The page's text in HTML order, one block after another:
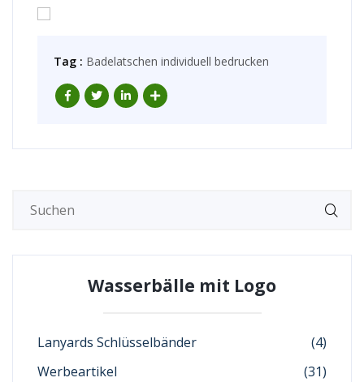
Tag : Badelatschen individuell bedrucken
Wasserbälle mit Logo
Lanyards Schlüsselbänder
(4)
Werbeartikel
(31)